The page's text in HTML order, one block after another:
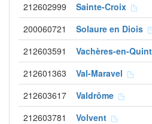
212602999 Sainte-Croix
200060721 Solaure en Diois
212603591 Vachères-en-Quint
212601363 Val-Maravel
212603617 Valdrôme
212603781 Volvent